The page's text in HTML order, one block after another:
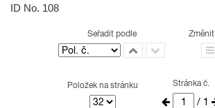
ID No. 108
Seřadit podle
Položek na stránku Stránka č.
/ 1